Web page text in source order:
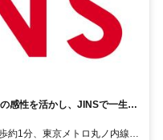
感性を活かし、JINSで一生モ
約1分、東京メトロ丸ノ内線